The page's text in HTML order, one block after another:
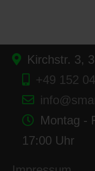
Kirchstr. 3,
+49 152
Montag -
17:00 Uhr